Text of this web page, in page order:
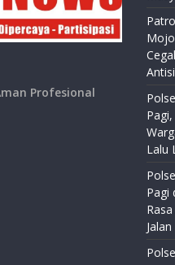
Profesional
Lalu
Pagi
Jalan